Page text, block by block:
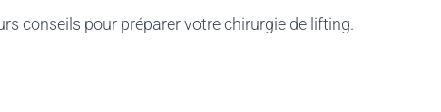
conseils pour préparer votre chirurgie de lifting.